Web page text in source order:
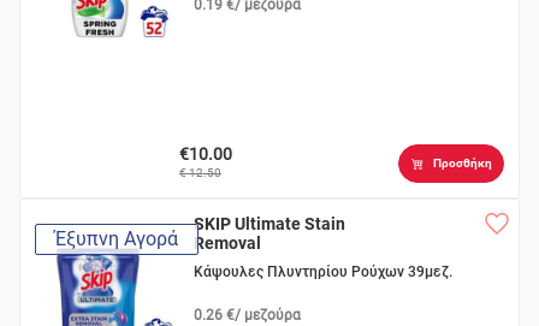
0.19 €/ μεζούρα
€10.00
€ 12.50
Προσθήκη
Έξυπνη Αγορά
SKIP Ultimate Stain
Removal
Κάψουλες Πλυντηρίου Ρούχων 39μεζ.
0.26 €/ μεζούρα